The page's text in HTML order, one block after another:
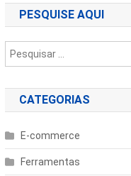
PESQUISE AQUI
CATEGORIAS
E-commerce
Ferramentas